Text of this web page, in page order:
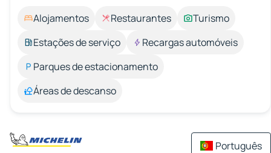
Alojamentos Restaurantes
Turismo
Estações de serviço
Recargas automóveis
Parques de estacionamento
Áreas de descanso
Português